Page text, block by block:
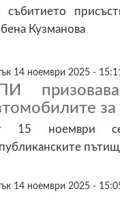
събитието
Кузманова
14 ноември 2025 -
15 ноември се
14 ноември 2025 -